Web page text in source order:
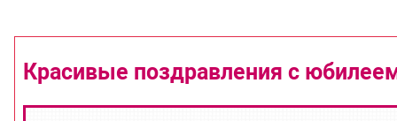
Красивые поздравления с